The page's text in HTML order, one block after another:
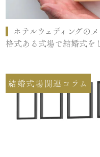
ホテルウェディングの
格式ある式場で結婚式を
結婚式場関連コラム